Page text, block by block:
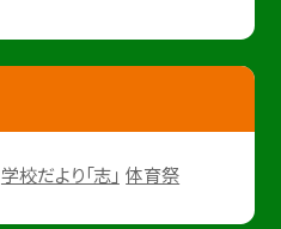
学校だより「志」 体育祭